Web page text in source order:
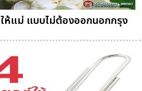
ให้แม่ แบบไม่ต้องออกนอกกรุง